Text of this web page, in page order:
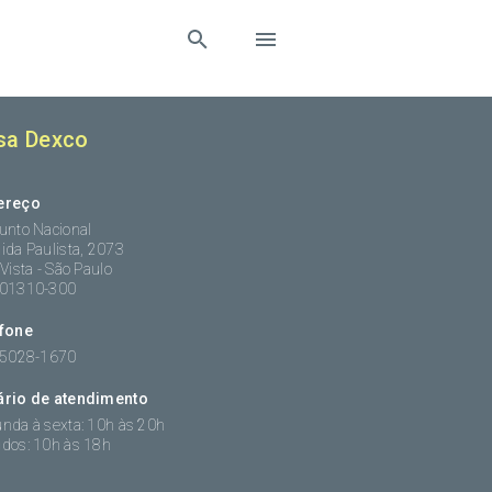
Dexco
Nacional
Paulista, 2073
- São Paulo
300
1670
de atendimento
à sexta: 10h às 20h
10h às 18h